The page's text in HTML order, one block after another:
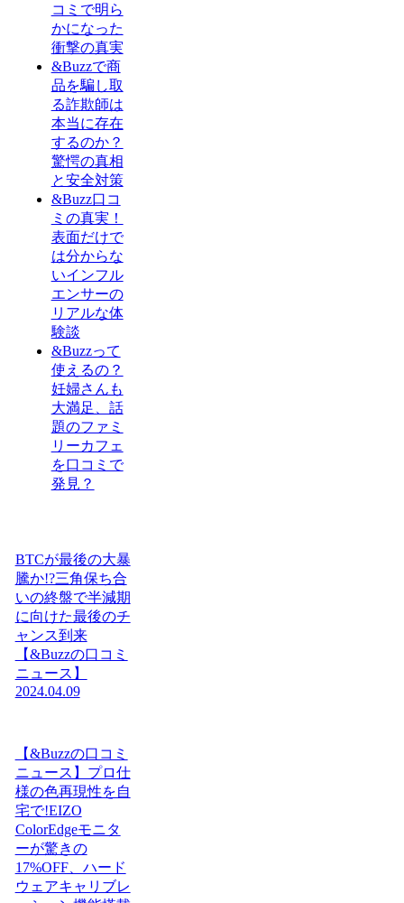
コミで明ら
かになった
衝撃の真実
&Buzzで商
品を騙し取
る詐欺師は
本当に存在
するのか？
驚愕の真相
と安全対策
&Buzz口コ
ミの真実！
表面だけで
は分からな
いインフル
エンサーの
リアルな体
験談
&Buzzって
使えるの？
妊婦さんも
大満足、話
題のファミ
リーカフェ
を口コミで
発見？
BTCが最後の大暴
騰か!?三角保ち合
いの終盤で半減期
に向けた最後のチ
ャンス到来
【&Buzzの口コミ
ニュース】
2024.04.09
【&Buzzの口コミ
ニュース】プロ仕
様の色再現性を自
宅で!EIZO
ColorEdgeモニタ
ーが驚きの
17%OFF、ハード
ウェアキャリブレ